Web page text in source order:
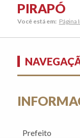
PIRAPÓ
Você está em: Página
Prefeito